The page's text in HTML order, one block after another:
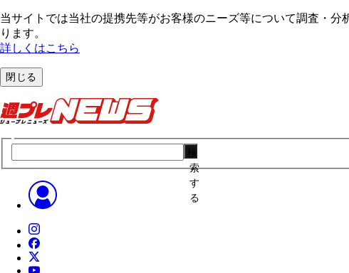
当サイトでは当社の提携先等がお客様のニーズ等について調査・
ります。
詳しくはこちら
閉じる
索
す
る